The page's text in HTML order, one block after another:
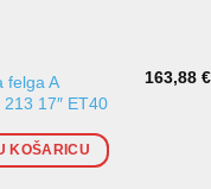
felga A
213 17″ ET40
163,88€
KOŠARICU